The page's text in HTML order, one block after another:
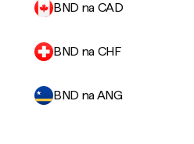
BND na CAD
BND na CHF
BND na ANG